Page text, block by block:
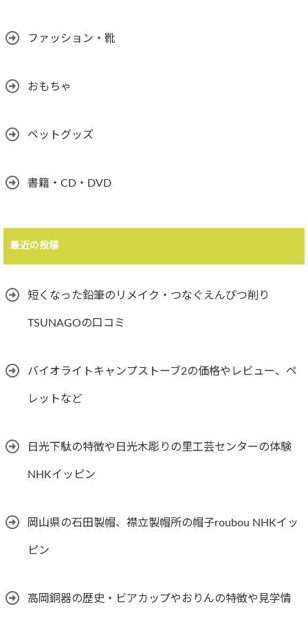
ファッション・靴
おもちゃ
ペットグッズ
書籍・CD・DVD
最近の投稿
短くなった鉛筆のリメイク・つなぐえんぴつ削り
TSUNAGOの口コミ
バイオライトキャンプストーブ2の価格やレビュー、ペ
レットなど
日光下駄の特徴や日光木彫りの里工芸センターの体験
NHKイッピン
岡山県の石田製帽、襟立製帽所の帽子roubou NHKイッ
ピン
高岡銅器の歴史・ビアカップやおりんの特徴や見学情